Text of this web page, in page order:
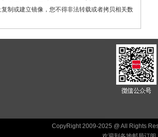
或建立镜像，您不得非法转载或者拷贝相关数
CopyRight 2009-2025 @ All Rights